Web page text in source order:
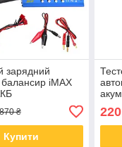
зарядний
балансир iMAX
₴
Купити
220